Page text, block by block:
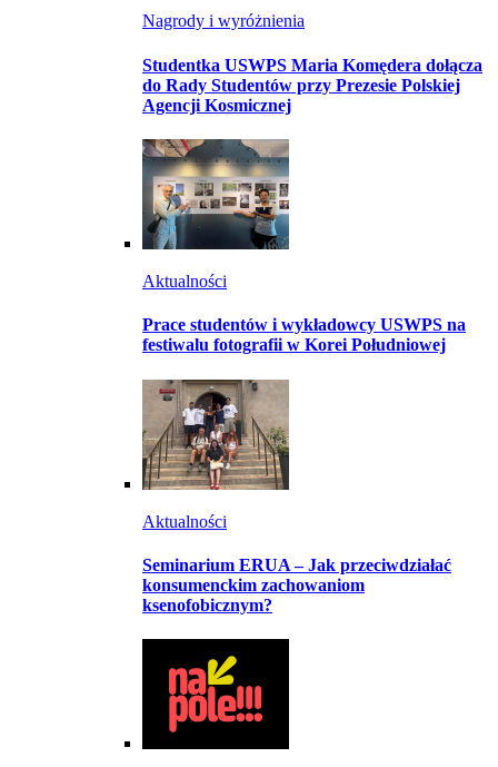
Nagrody i wyróżnienia
Studentka USWPS Maria Komędera dołącza
do Rady Studentów przy Prezesie Polskiej
Agencji Kosmicznej
Aktualności
Prace studentów i wykładowcy USWPS na
festiwalu fotografii w Korei Południowej
Aktualności
Seminarium ERUA – Jak przeciwdziałać
konsumenckim zachowaniom
ksenofobicznym?